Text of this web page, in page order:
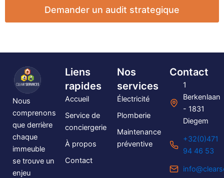
Demander un audit strategique
Nous
comprenons
que derrière
chaque
immeuble
se trouve un
enjeu
Liens
rapides
Accueil
Service de
conciergerie
À propos
Contact
Nos
services
Électricité
Plomberie
Maintenance
préventive
Contact
1
Berkenlaan
- 1831
Diegem
+32(0)471
94 46 53